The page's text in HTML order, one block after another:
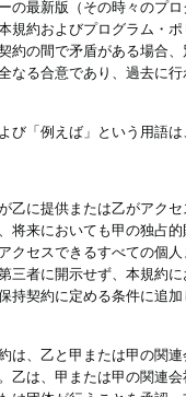
の最新版（その時々のプ
規約およびプログラム・
約の間で矛盾がある場合
なる合意であり、過去に
び「例えば」という用語
乙に提供または乙がアク
将来においても甲の独占
クセスできるすべての個
三者に開示せず、本規約
持契約に定める条件に追
は、乙と甲または甲の関
乙は、甲または甲の関連